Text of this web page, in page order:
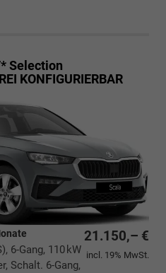
drucken
Selection
KONFIGURIERBAR
21.150,– €
incl. 19% MwSt.
6-Gang, 110 kW
Schalt. 6-Gang,